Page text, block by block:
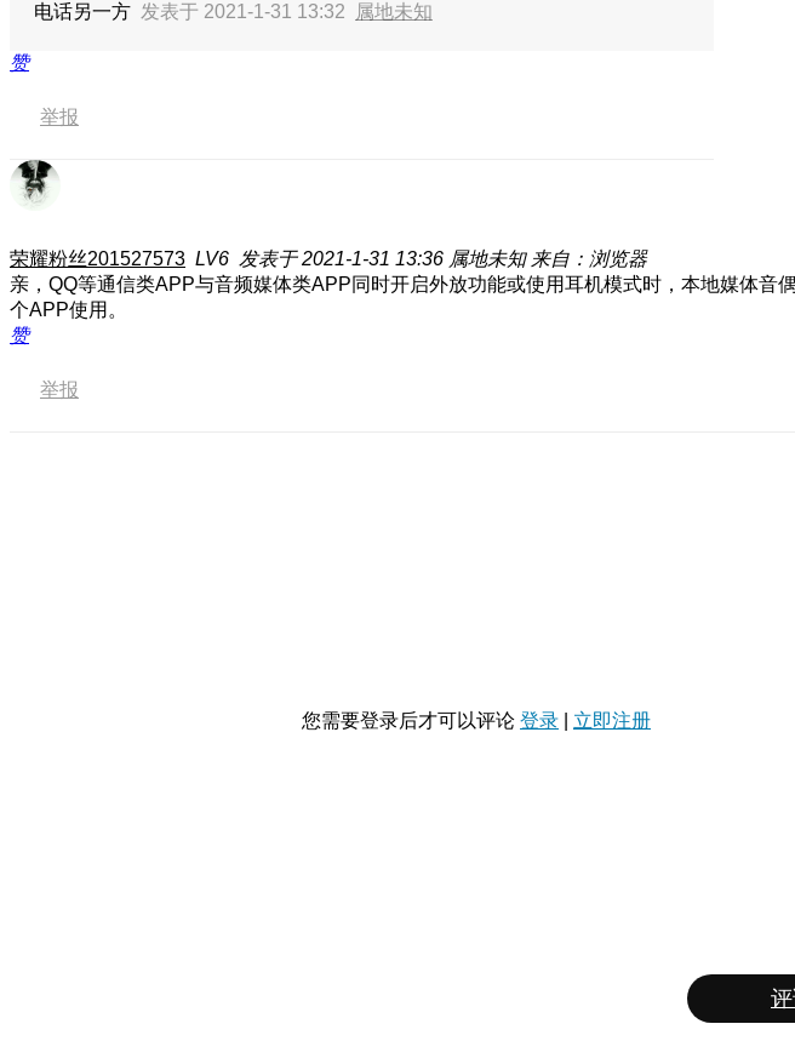
电话另一方 发表于 2021-1-31 13:32 属地未知
赞
举报
荣耀粉丝201527573 LV6 发表于 2021-1-31 13:36 属地未知 来自：浏览器
亲，QQ等通信类APP与音频媒体类APP同时开启外放功能或使用耳机模式时，本地媒体
个APP使用。
赞
举报
您需要登录后才可以评论 登录 立即注册